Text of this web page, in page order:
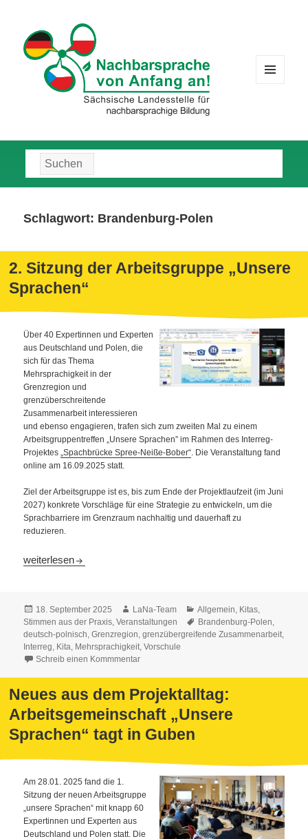
Suche
nach:
Schlagwort: Brandenburg-Polen
2. Sitzung der Arbeitsgruppe „Unsere
Sprachen“
Über 40 Expertinnen und Experten
aus Deutschland und Polen, die
sich für das Thema
Mehrsprachigkeit in der
Grenzregion und
grenzüberschreitende
Zusammenarbeit interessieren
und ebenso engagieren, trafen sich zum zweiten Mal zu einem
Arbeitsgruppentreffen „Unsere Sprachen” im Rahmen des Interreg-
Projektes„Spachbrücke Spree-Neiße-Bober“. Die Veranstaltung fand
online am 16.09.2025 statt.
Ziel der Arbeitsgruppe ist es, bis zum Ende der Projektlaufzeit (im Juni
2027) konkrete Vorschläge für eine Strategie zu entwickeln, um die
Sprachbarriere im Grenzraum nachhaltig und dauerhaft zu
reduzieren.
2. Sitzung der Arbeitsgruppe „Unsere Sprachen“
weiterlesen
Veröffentlicht
am
18. September 2025 Autor
LaNa-Team Kategorien
Allgemein, Kitas,
Stimmen aus der Praxis,Veranstaltungen Schlagwörter
Brandenburg-Polen,
deutsch-polnisch,Grenzregion,grenzübergreifende Zusammenarbeit,
Interreg, Kita, Mehrsprachigkeit,Vorschule
Schreib einen Kommmentar
Neues aus dem Projektalltag:
Arbeitsgemeinschaft „Unsere
Sprachen“ tagt in Guben
Am 28.01. 2025 fand die 1.
Sitzung der neuen Arbeitsgruppe
„unsere Sprachen“ mit knapp 60
Expertinnen und Experten aus
Deutschland und Polen statt. Die